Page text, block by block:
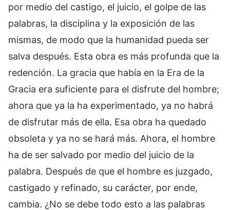
por medio del castigo, el juicio, el golpe de las
palabras, la disciplina y la exposición de las
mismas, de modo que la humanidad pueda ser
salva después. Esta obra es más profunda que la
redención. La gracia que había en la Era de la
Gracia era suficiente para el disfrute del hombre;
ahora que ya la ha experimentado, ya no habrá
de disfrutar más de ella. Esa obra ha quedado
obsoleta y ya no se hará más. Ahora, el hombre
ha de ser salvado por medio del juicio de la
palabra. Después de que el hombre es juzgado,
castigado y refinado, su carácter, por ende,
cambia. ¿No se debe todo esto a las palabras